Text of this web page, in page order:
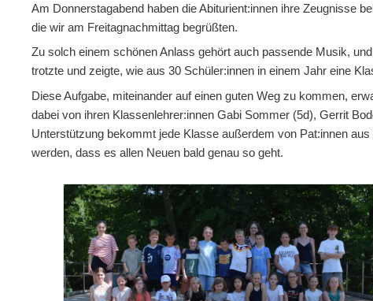
Am Donnerstagabend haben die Abiturient:innen ihre Zeugnisse
die wir am Freitagnachmittag begrüßten.
Zu solch einem schönen Anlass gehört auch passende Musik,
trotzte und zeigte, wie aus 30 Schüler:innen in einem Jahr eine
Diese Aufgabe, miteinander auf einen guten Weg zu kommen,
dabei von ihren Klassenlehrer:innen Gabi Sommer (5d), Gerrit
Unterstützung bekommt jede Klasse außerdem von Pat:innen
werden, dass es allen Neuen bald genau so geht.